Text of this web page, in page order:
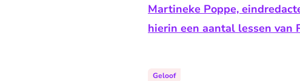
Martineke Poppe,
hierin een aantal lessen van
Geloof